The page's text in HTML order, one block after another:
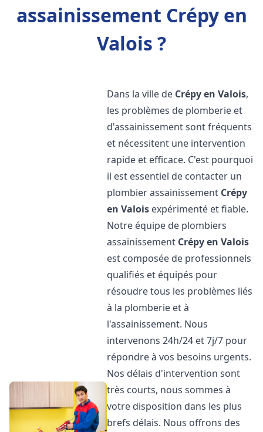
assainissement Crépy en
Valois ?
Dans la ville de Crépy en Valois,
les problèmes de plomberie et
d'assainissement sont fréquents
et nécessitent une intervention
rapide et efficace. C'est pourquoi
il est essentiel de contacter un
plombier assainissement Crépy
en Valois expérimenté et fiable.
Notre équipe de plombiers
assainissement Crépy en Valois
est composée de professionnels
qualifiés et équipés pour
résoudre tous les problèmes liés
à la plomberie et à
l'assainissement. Nous
intervenons 24h/24 et 7j/7 pour
répondre à vos besoins urgents.
Nos délais d'intervention sont
très courts, nous sommes à
votre disposition dans les plus
brefs délais. Nous offrons des